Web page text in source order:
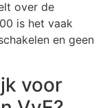
over de
is het vaak
en geen
voor